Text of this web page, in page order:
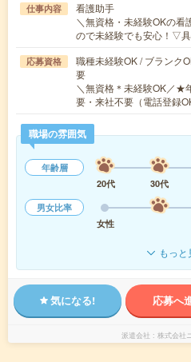
仕事内容
看護助手
＼無資格・未経験OKの看
ので未経験でも安心！▽
応募資格
職種未経験OK / ブランク
要
＼無資格＊未経験OK／★
要・来社不要（電話登録
職場の雰囲気
年齢層
20代
30代
男女比率
女性
もっと
気になる! 応募へ
派遣会社 株式会社